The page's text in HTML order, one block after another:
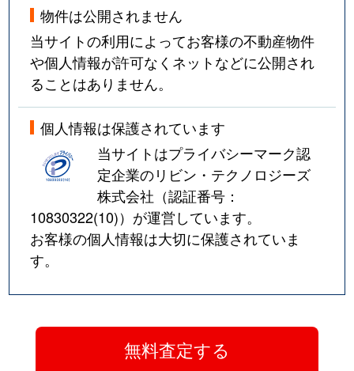
物件は公開されません
当サイトの利用によってお客様の不動産物件
や個人情報が許可なくネットなどに公開され
ることはありません。
個人情報は保護されています
当サイトはプライバシーマーク認
定企業のリビン・テクノロジーズ
株式会社（認証番号：
10830322(10)）が運営しています。
お客様の個人情報は大切に保護されていま
す。